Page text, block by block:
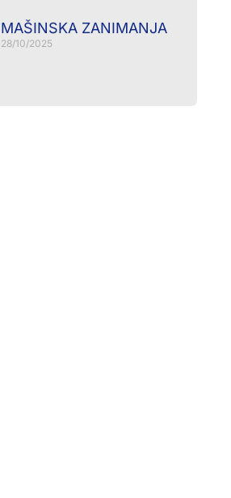
MAŠINSKA ZANIMANJA
28/10/2025